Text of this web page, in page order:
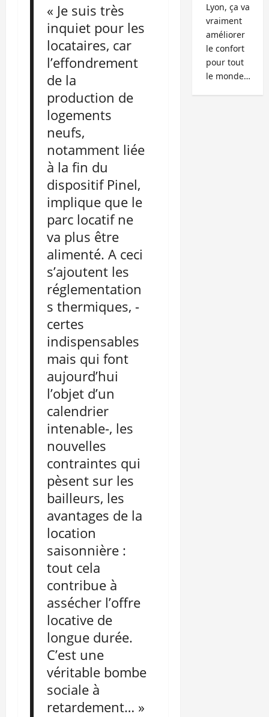
« Je suis très
inquiet pour les
locataires, car
l’effondrement
de la
production de
logements
neufs,
notamment liée
à la fin du
dispositif Pinel,
implique que le
parc locatif ne
va plus être
alimenté. A ceci
s’ajoutent les
réglementation
s thermiques, -
certes
indispensables
mais qui font
aujourd’hui
l’objet d’un
calendrier
intenable-, les
nouvelles
contraintes qui
pèsent sur les
bailleurs, les
avantages de la
location
saisonnière :
tout cela
contribue à
assécher l’offre
locative de
longue durée.
C’est une
véritable bombe
sociale à
retardement… »
Lyon, ça va
vraiment
améliorer
le confort
pour tout
le monde…